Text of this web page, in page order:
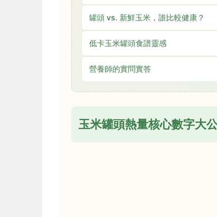
罐頭 vs. 新鮮玉米，誰比較健康？
低卡玉米罐頭食譜靈感
營養師的實問實答
玉米罐頭熱量核心數字大